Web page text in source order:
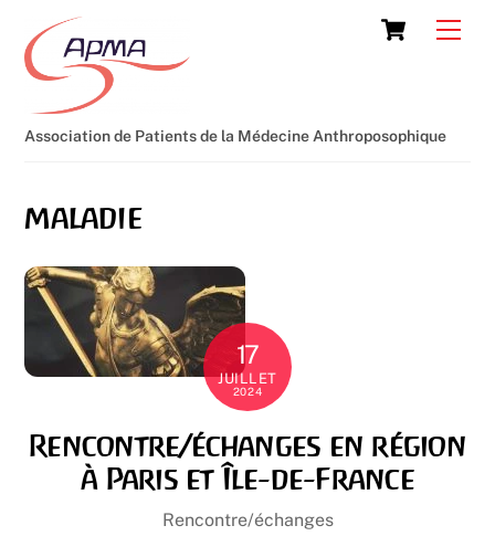
content
Cart
Association de Patients de la Médecine Anthroposophique
maladie
17
JUILLET
2024
Rencontre/échanges en région
à Paris et Île-de-France
Rencontre/échanges